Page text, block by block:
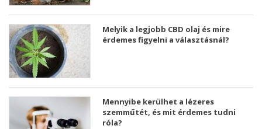
Melyik a legjobb CBD olaj és mire
érdemes figyelni a választásnál?
Mennyibe kerülhet a lézeres
szemműtét, és mit érdemes tudni
róla?